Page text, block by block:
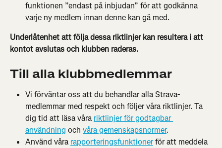
funktionen ”endast på inbjudan” för att godkänna
varje ny medlem innan denne kan gå med.
Underlåtenhet att följa dessa riktlinjer kan resultera i att
kontot avslutas och klubben raderas.
Till alla klubbmedlemmar
Vi förväntar oss att du behandlar alla Strava-
medlemmar med respekt och följer våra riktlinjer. Ta
dig tid att läsa våra riktlinjer för godtagbar
användning och våra gemenskapsnormer.
Använd våra rapporteringsfunktioner för att meddela